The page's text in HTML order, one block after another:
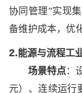
协同管理”实现
备维护成本，优
2.能源与流程工
场景特点：
元）、连续运行